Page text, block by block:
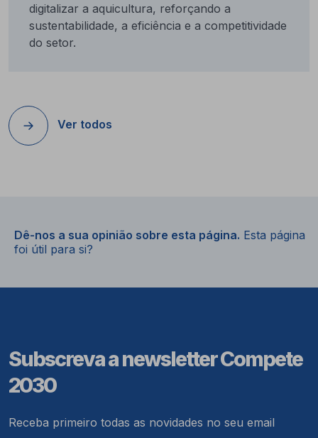
digitalizar a aquicultura, reforçando a
sustentabilidade, a eficiência e a competitividade
do setor.
Ver todos
Dê-nos a sua opinião sobre esta página. Esta página
foi útil para si?
Subscreva a newsletter Compete
2030
Receba primeiro todas as novidades no seu email